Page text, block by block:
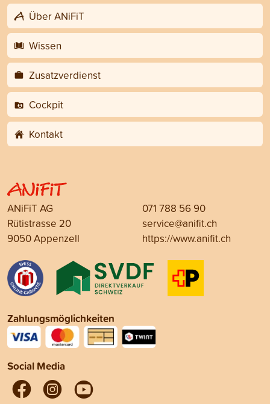
Über ANiFiT
Wissen
Zusatzverdienst
Cockpit
Kontakt
ANiFiT AG
Rütistrasse 20
9050 Appenzell
071 788 56 90
service@anifit.ch
https://www.anifit.ch
Zahlungsmöglichkeiten
Social Media